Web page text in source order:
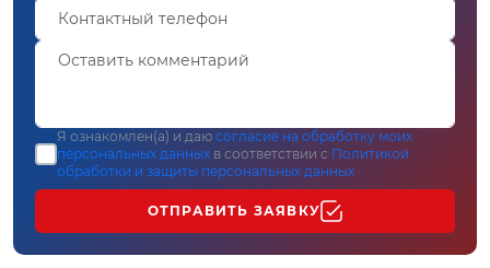
Я ознакомлен(а) и даю согласие на обработку моих
персональных данных в соответствии с Политикой
обработки и защиты персональных данных
ОТПРАВИТЬ ЗАЯВКУ